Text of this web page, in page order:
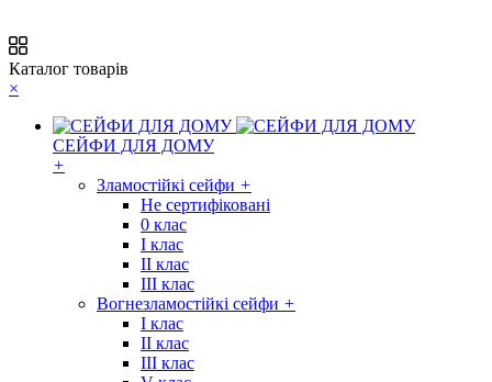
Каталог товарів
×
СЕЙФИ ДЛЯ ДОМУ
+
Зламостійкі сейфи +
Не сертифіковані
0 клас
I клас
II клас
III клас
Вогнезламостійкі сейфи +
I клас
II клас
III клас